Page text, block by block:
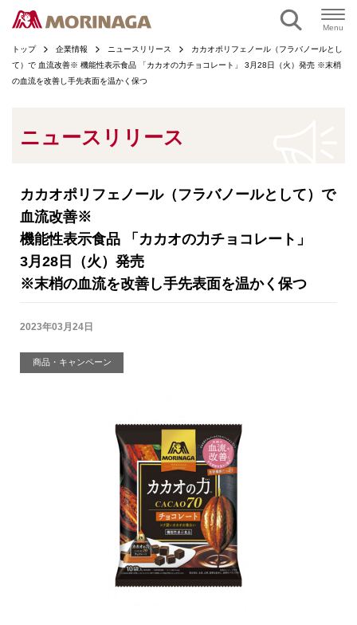
Menu
トップ 企業情報 ニュースリリース
カカオポリフェノール（フラバノールとし
て）で 血流改善※ 機能性表示食品 「カカオの力チョコレート」 3月28日（火）発売 ※末梢
の血流を改善し手先表面を温かく保つ
ニュースリリース
カカオポリフェノール（フラバノールとして）で
血流改善※
機能性表示食品 「カカオの力チョコレート」
3月28日（火）発売
※末梢の血流を改善し手先表面を温かく保つ
2023年03月24日
商品・キャンペーン